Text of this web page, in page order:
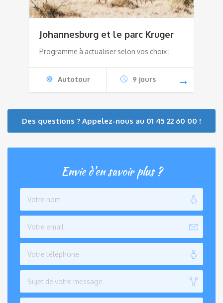
Johannesburg et le parc Kruger
Programme à actualiser selon vos choix :
Autotour 9 jours
Des questions ? Appelez-nous au 01 45 22 60 00 !
Envie d'en savoir plus ?